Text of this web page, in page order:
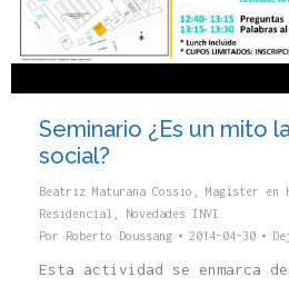
Seminario ¿Es un mito
social?
Beatriz Maturana Cossio
Magíster en
Residencial
Novedades INVI
Por Roberto Doussang 2014-04-30
Esta actividad se enmarca